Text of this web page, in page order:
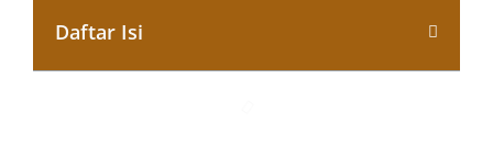
Daftar Isi